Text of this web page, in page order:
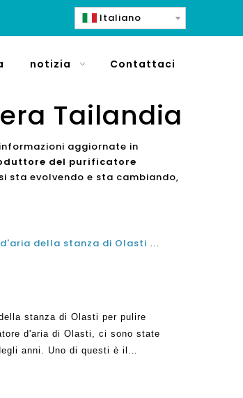
Italiano
notizia Contattaci
Tailandia
aggiornate in
del purificatore
si sta evolvendo e sta cambiando,
Quanto tempo ci vuole per un purificatore d'aria della stanza di Olasti per pulire una stanza?
stanza di Olasti per pulire
d'aria di Olasti, ci sono state
anni. Uno di questi è il
non fanno